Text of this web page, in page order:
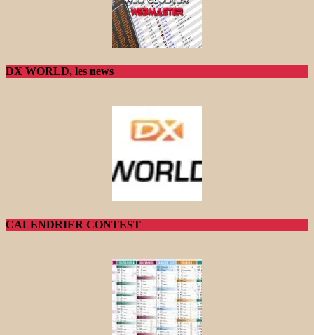
DX WORLD, les news
CALENDRIER CONTEST